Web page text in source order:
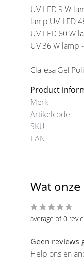
UV-LED 9 W
lamp UV-LED
UV-LED 60 W
UV 36 W lamp
Claresa Gel
Product
Merk
Artikelcode
SKU
EAN
Rainbow Jello Base
€5,75
Wat onze
average of 0
Geen reviews
Help ons en